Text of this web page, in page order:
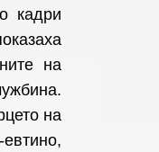
кадри
на
на